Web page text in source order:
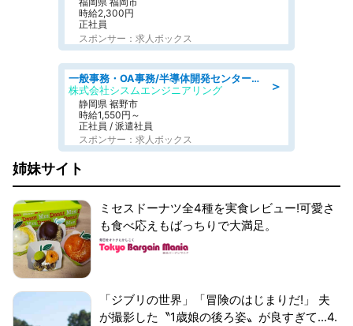
時給2,300円
正社員
スポンサー：求人ボックス
＞
一般事務・OA事務/半導体開発センター内で事務&軽作業スタッフ、募集
株式会社シスムエンジニアリング
静岡県 裾野市
時給1,550円～
正社員 / 派遣社員
スポンサー：求人ボックス
姉妹サイト
ミセスドーナツ全4種を実食レビュー!可愛さ
も食べ応えもばっちりで大満足。
「ジブリの世界」「冒険のはじまりだ!」 夫
が撮影した〝1歳娘の後ろ姿〟が良すぎて...4.